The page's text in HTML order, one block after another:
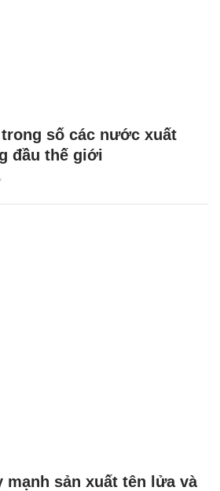
số các nước xuất
đầu thế giới
mạnh sản xuất tên lửa và